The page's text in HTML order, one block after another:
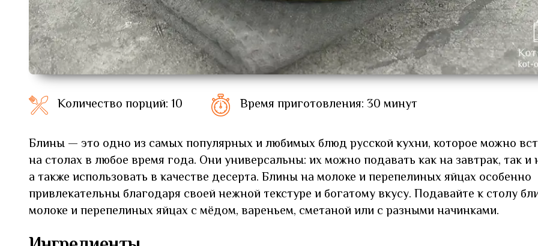
Количество порций: 10 Время приготовления: 30 минут
Блины — это одно из самых популярных и любимых блюд русской кухни, которое можно
на столах в любое время года. Они универсальны: их можно подавать как на завтрак, так и
а также использовать в качестве десерта. Блины на молоке и перепелиных яйцах особенно
привлекательны благодаря своей нежной текстуре и богатому вкусу. Подавайте к столу
молоке и перепелиных яйцах с мёдом, вареньем, сметаной или с разными начинками.